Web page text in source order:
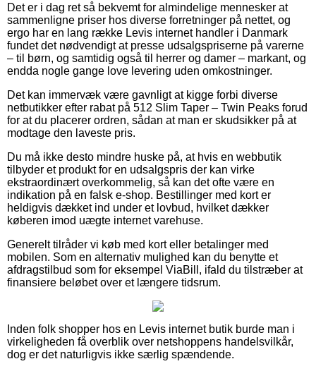
Det er i dag ret så bekvemt for almindelige mennesker at
sammenligne priser hos diverse forretninger på nettet, og
ergo har en lang række Levis internet handler i Danmark
fundet det nødvendigt at presse udsalgspriserne på varerne
– til børn, og samtidig også til herrer og damer – markant, og
endda nogle gange love levering uden omkostninger.
Det kan immervæk være gavnligt at kigge forbi diverse
netbutikker efter rabat på 512 Slim Taper – Twin Peaks forud
for at du placerer ordren, sådan at man er skudsikker på at
modtage den laveste pris.
Du må ikke desto mindre huske på, at hvis en webbutik
tilbyder et produkt for en udsalgspris der kan virke
ekstraordinært overkommelig, så kan det ofte være en
indikation på en falsk e-shop. Bestillinger med kort er
heldigvis dækket ind under et lovbud, hvilket dækker
køberen imod uægte internet varehuse.
Generelt tilråder vi køb med kort eller betalinger med
mobilen. Som en alternativ mulighed kan du benytte et
afdragstilbud som for eksempel ViaBill, ifald du tilstræber at
finansiere beløbet over et længere tidsrum.
Inden folk shopper hos en Levis internet butik burde man i
virkeligheden få overblik over netshoppens handelsvilkår,
dog er det naturligvis ikke særlig spændende.